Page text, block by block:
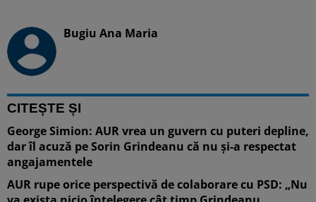
Bugiu ⁠Ana Maria
CITEȘTE ȘI
George Simion: AUR vrea un guvern cu puteri depline,
dar îl acuză pe Sorin Grindeanu că nu și-a respectat
angajamentele
AUR rupe orice perspectivă de colaborare cu PSD: „Nu